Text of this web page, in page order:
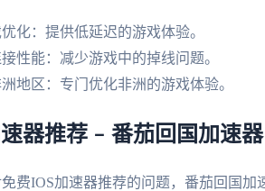
化：提供低延迟的游戏体验。
性能：减少游戏中的掉线问题。
地区：专门优化非洲的游戏体验。
器推荐 – 番茄回国加速
费IOS加速器推荐的问题，番茄回国